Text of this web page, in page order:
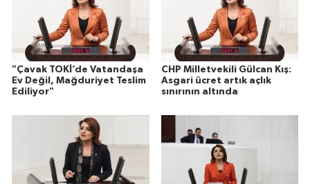
"Çavak TOKİ’de Vatandaşa
Ev Değil, Mağduriyet Teslim
Ediliyor"
CHP Milletvekili Gülcan Kış:
Asgari ücret artık açlık
sınırının altında